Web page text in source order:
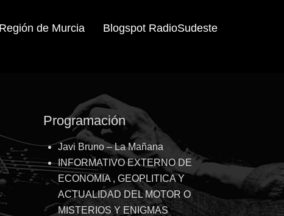
de Murcia Blogspot RadioSudeste
Programación
Javi Bruno – La Mañana
INFORMATIVO EXTERNO DE
ECONOMIA , GEOPLITICA Y
ACTUALIDAD DEL MOTOR O
MISTERIOS Y ENIGMAS